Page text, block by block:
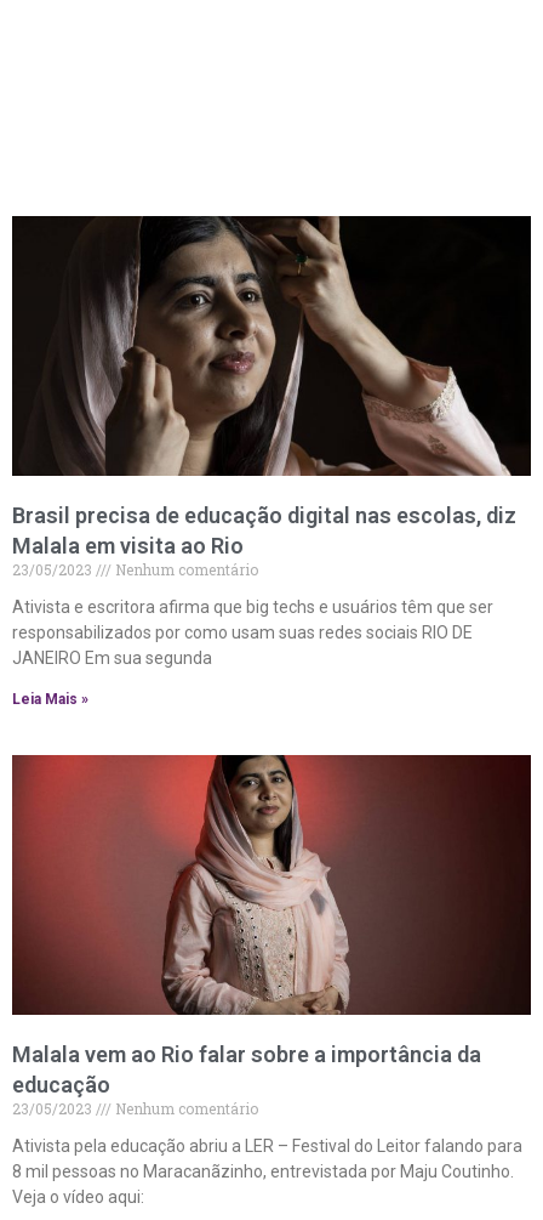
Brasil precisa de educação digital nas escolas, diz
Malala em visita ao Rio
23/05/2023
Nenhum comentário
Ativista e escritora afirma que big techs e usuários têm que ser
responsabilizados por como usam suas redes sociais RIO DE
JANEIRO Em sua segunda
Leia Mais »
Malala vem ao Rio falar sobre a importância da
educação
23/05/2023
Nenhum comentário
Ativista pela educação abriu a LER – Festival do Leitor falando para
8 mil pessoas no Maracanãzinho, entrevistada por Maju Coutinho.
Veja o vídeo aqui: